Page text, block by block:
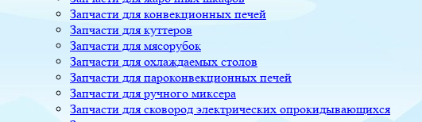
Запчасти для конвекционных печей
Запчасти для куттеров
Запчасти для мясорубок
Запчасти для охлаждаемых столов
Запчасти для пароконвекционных печей
Запчасти для ручного миксера
Запчасти для сковород электрических опрокидывающихся